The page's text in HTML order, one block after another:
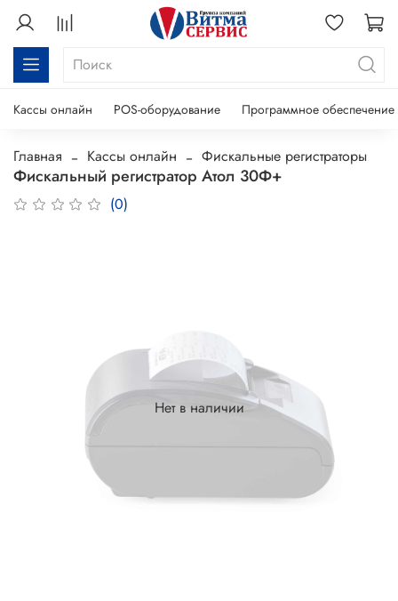
Кассы онлайн POS-оборудование Программное обеспечение
Главная Кассы онлайн Фискальные регистраторы
Фискальный регистратор Атол 30Ф+
(0)
Нет в наличии